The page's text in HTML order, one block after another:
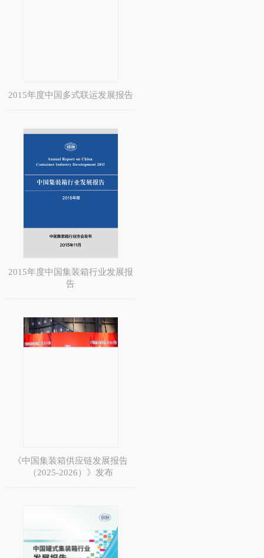
2015年度中国多式联运发展报告
2015年度中国集装箱行业发展报
告
《中国集装箱供应链发展报告
（2025-2026）》发布